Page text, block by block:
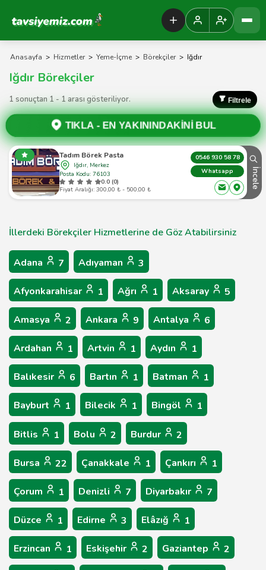
Tavsiyemiz Anasayfa
Anasayfa > Hizmetler > Yeme-İçme > Börekçiler > Iğdır
Iğdır Börekçiler
1 sonuçtan 1 - 1 arası gösteriliyor. Filtrele
TIKLA -EN YAKININDAKİNİ BUL
Tadım Börek Pasta
Iğdır, Merkez
Posta Kodu: 76103
0.0 (0)
Fiyat Aralığı: 300,00 ₺ - 500,00 ₺
0546 930 58 78
Whatsapp
İncele
İllerdeki Börekçiler Hizmetlerine de Göz Atabilirsiniz
Adana 7 Adıyaman 3
Afyonkarahisar 1 Ağrı 1 Aksaray 5
Amasya 2 Ankara 9 Antalya 6
Ardahan 1 Artvin 1 Aydın 1
Balıkesir 6 Bartın 1 Batman 1
Bayburt 1 Bilecik 1 Bingöl 1
Bitlis 1 Bolu 2 Burdur 2
Bursa 22 Çanakkale 1 Çankırı 1
Çorum 1 Denizli 7 Diyarbakır 7
Düzce 1 Edirne 3 Elâzığ 1
Erzincan 1 Eskişehir 2 Gaziantep 2